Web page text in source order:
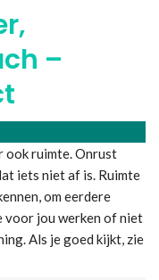
–
ook ruimte. Onrust
iets niet af is. Ruimte
om eerdere
voor jou werken of niet
Als je goed kijkt, zie